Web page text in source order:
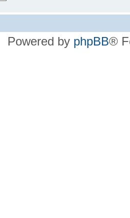
Powered by phpBB®